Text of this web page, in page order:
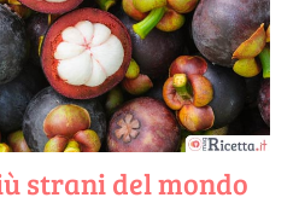
strani del mondo